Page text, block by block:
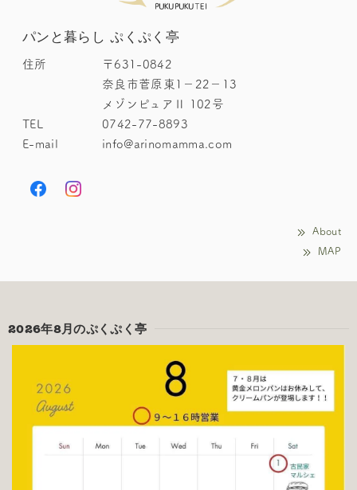
パンと暮らし ぷくぷく亭
住所
〒631-0842
奈良市菅原東1－22－13
メゾンピュアⅡ 102号
TEL
0742-77-8893
E-mail
info@arinomamma.com
About
MAP
2026年8月のぷくぷく亭